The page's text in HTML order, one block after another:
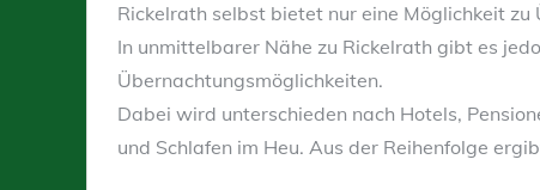
Rickelrath selbst bietet nur eine Möglichkeit zu
In unmittelbarer Nähe zu Rickelrath gibt es
Übernachtungsmöglichkeiten.
Dabei wird unterschieden nach Hotels,
und Schlafen im Heu. Aus der Reihenfolge